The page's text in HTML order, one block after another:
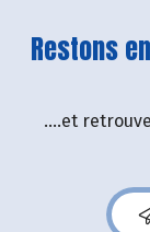
Restons
....et